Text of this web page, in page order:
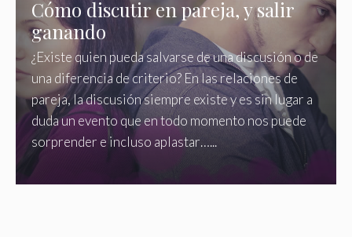
Cómo discutir en pareja, y salir
ganando
¿Existe quien pueda salvarse de una discusión o de
una diferencia de criterio? En las relaciones de
pareja, la discusión siempre existe y es sin lugar a
duda un evento que en todo momento nos puede
sorprender e incluso aplastar…...